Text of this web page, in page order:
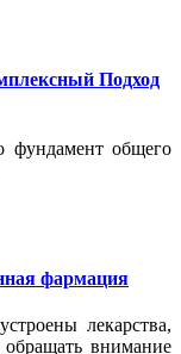
Подход
фундамент общего
фармация
лекарства,
внимание